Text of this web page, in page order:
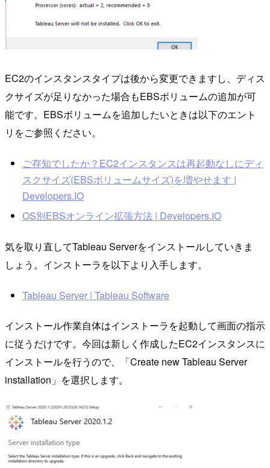
EC2のインスタンスタイプは後から変更できますし、ディス
クサイズが足りなかった場合もEBSボリュームの追加が可
能です。EBSボリュームを追加したいときは以下のエント
リをご参照ください。
ご存知でしたか？EC2インスタンスは再起動なしにディ
スクサイズ(EBSボリュームサイズ)を増やせます |
Developers.IO
OS別EBSオンライン拡張方法 | Developers.IO
気を取り直してTableau Serverをインストールしていきま
しょう。インストーラを以下より入手します。
Tableau Server | Tableau Software
インストール作業自体はインストーラを起動して画面の指示
に従うだけです。今回は新しく作成したEC2インスタンスに
インストールを行うので、「Create new Tableau Server
installation」を選択します。